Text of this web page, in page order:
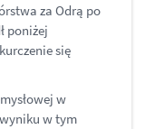
za Odrą po
poniżej
się
w
w tym